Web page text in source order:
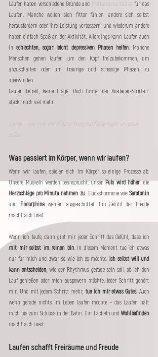
Läufer haben verschiedene Gründe und Motivationsansätze für das
Laufen. Manche wollen sich fitter fühlen, andere sich selbst
herausfordern oder ihre Leistung verbessern, und wiederum andere
haben einfach Spaß an der Aktivität. Allerdings kann Laufen auch
in schlechten, sogar leicht depressiven Phasen helfen: Manche
Menschen gehen laufen ,um den Kopf freizubekommen, um
abzuschalten oder um traurige und stressige Phasen zu
überwinden.
Laufen befreit, keine Frage. Doch hinter der Ausdauer-Sportart
steckt noch viel mehr.
Laufen – wie man mit Enttäuschung und Niederlagen umgehen
Was passiert im Körper, wenn wir laufen?
Wenn wir laufen, spielen sich im Körper so einige Prozesse ab:
Unsere Muskeln werden beansprucht, unser Puls wird höher
, die
Herzschläge pro Minute nehmen zu. Glückshormone wie Serotonin
und Endorphine werden ausgeschüttet. Ein Gefühl der Freude
macht sich breit.
mit mir selbst im reinen bin. In diesem Moment tue ich etwas
nur für mich und zwar so, wie ich es möchte. Ich selbst will und
kann entscheiden, wie der Rhythmus gerade sein soll, ob ich den
Lauf genießen oder mich auspowern möchte. Jeder Schritt gehört
mir. Und mit jedem Schritt mehr, tue ich mir etwas Gutes. Auch
wenn gerade nichts im Leben laufen möchte – das Laufen hält
mich bis zum Schluss in der Bahn. Ein Lächeln und Wohlbefinden
macht sich breit.
Laufen schafft Freiräume und Freude